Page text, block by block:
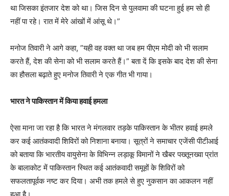
था जिसका इंतजार देश को था। जिस दिन से पुलवामा की घटना हुई हम सो ही
नहीं पा रहे। रात में मेरे आंखों में आंसू थे।”
मनोज तिवारी ने आगे कहा, ”यही वह वक्त था जब हम पीएम मोदी को भी सलाम
करते हैं, देश की सेना को भी सलाम करते हैं।” बता दें कि इसके बाद देश की सेना
का हौसला बढ़ाते हुए मनोज तिवारी ने एक गीत भी गाया।
भारत ने पाकिस्तान में किया हवाई हमला
ऐसा माना जा रहा है कि भारत ने मंगलवार तड़के पाकिस्तान के भीतर हवाई हमले
कर कई आतंकवादी शिविरों को निशाना बनाया। सूत्रों ने समाचार एजेंसी पीटीआई
को बताया कि भारतीय वायुसेना के विभिन्न लड़ाकू विमानों ने खैबर पख्तूनख्वा प्रांत
के बालाकोट में पाकिस्तान स्थित कई आतंकवादी समूहों के शिविरों को
सफलतापूर्वक नष्ट कर दिया। अभी तक हमले से हुए नुकसान का आकलन नहीं